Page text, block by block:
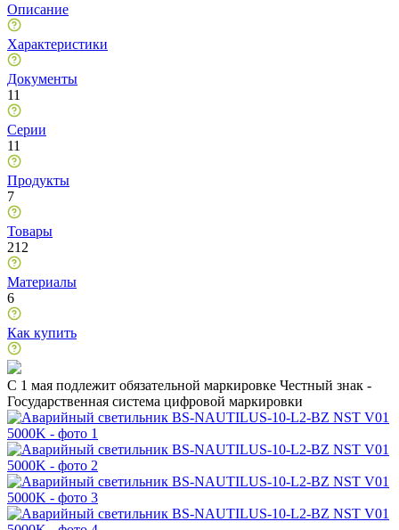
Описание
Характеристики
Документы
11
Серии
11
Продукты
7
Товары
212
Материалы
6
Как купить
C 1 мая подлежит обязательной маркировке Честный знак -
Государственная система цифровой маркировки